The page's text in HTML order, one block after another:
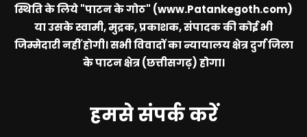
स्थिति के लिये"पाटन के गोठ" (www.Patankegoth.com)
या उसके स्वामी, मुद्रक, प्रकाशक, संपादक की कोई भी
जिम्मेदारी नहीं होगी। सभी विवादों का न्यायालय क्षेत्र दुर्ग जिला
के पाटन क्षेत्र (छत्तीसगढ़) होगा।
हमसे संपर्क करें